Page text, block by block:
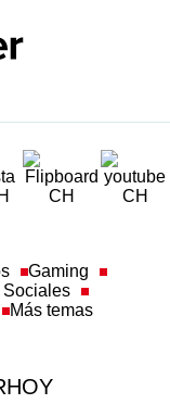
Gaming
Más temas